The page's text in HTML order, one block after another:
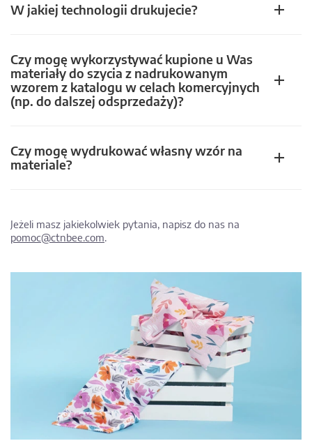
W jakiej technologii drukujecie?
Czy mogę wykorzystywać kupione u Was
materiały do szycia z nadrukowanym
wzorem z katalogu w celach komercyjnych
(np. do dalszej odsprzedaży)?
Czy mogę wydrukować własny wzór na
materiale?
Jeżeli masz jakiekolwiek pytania, napisz do nas na
pomoc@ctnbee.com.